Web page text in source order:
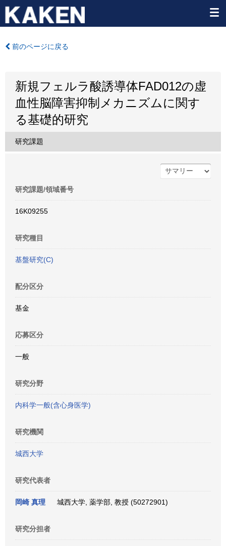
前のページに戻る
新規フェルラ酸誘導体FAD012の虚
血性脳障害抑制メカニズムに関す
る基礎的研究
研究課題
研究課題/領域番号
16K09255
研究種目
基盤研究(C)
配分区分
基金
応募区分
一般
研究分野
内科学一般(含心身医学)
研究機関
城西大学
研究代表者
岡崎 真理 城西大学, 薬学部, 教授 (50272901)
研究分担者